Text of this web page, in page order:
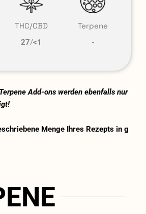
THC/CBD
27/<1
Terpene
-
Add-ons werden ebenfalls nur
Menge Ihres Rezepts in g